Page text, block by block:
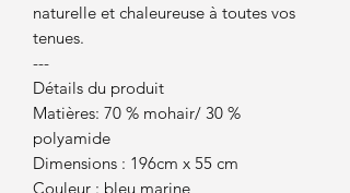
naturelle et chaleureuse à toutes vos
tenues.
---
Détails du produit
Matières: 70 % mohair/ 30 %
polyamide
Dimensions : 196cm x 55 cm
Couleur : bleu marine